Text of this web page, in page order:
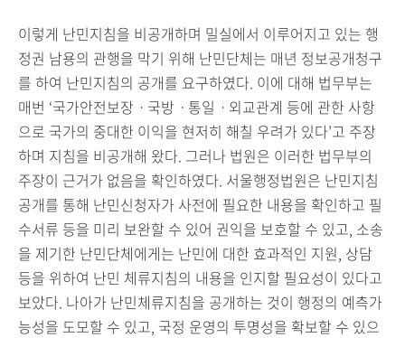
이렇게 난민지침을 비공개하며 밀실에서 이루어지고 있는 행
정권 남용의 관행을 막기 위해 난민단체는 매년 정보공개청구
를 하여 난민지침의 공개를 요구하였다. 이에 대해 법무부는
매번 ‘국가안전보장ㆍ국방ㆍ통일ㆍ외교관계 등에 관한 사항
으로 국가의 중대한 이익을 현저히 해칠 우려가 있다’고 주장
하며 지침을 비공개해 왔다. 그러나 법원은 이러한 법무부의
주장이 근거가 없음을 확인하였다. 서울행정법원은 난민지침
공개를 통해 난민신청자가 사전에 필요한 내용을 확인하고 필
수서류 등을 미리 보완할 수 있어 권익을 보호할 수 있고, 소송
을 제기한 난민단체에게는 난민에 대한 효과적인 지원, 상담
등을 위하여 난민 체류지침의 내용을 인지할 필요성이 있다고
보았다. 나아가 난민체류지침을 공개하는 것이 행정의 예측가
능성을 도모할 수 있고, 국정 운영의 투명성을 확보할 수 있으